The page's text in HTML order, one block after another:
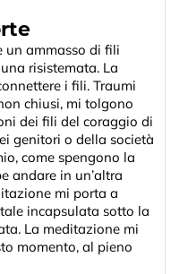
un ammasso di fili
risistemata. La
i fili. Traumi
chiusi, mi tolgono
dei fili del coraggio di
genitori o della società
come spengono la
andare in un’altra
mi porta a
incapsulata sotto la
La meditazione mi
momento, al pieno